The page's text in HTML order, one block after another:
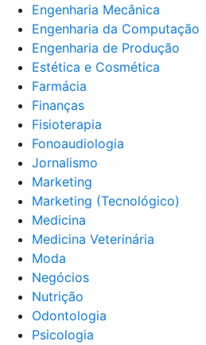
Engenharia Mecânica
Engenharia da Computação
Engenharia de Produção
Estética e Cosmética
Farmácia
Finanças
Fisioterapia
Fonoaudiologia
Jornalismo
Marketing
Marketing (Tecnológico)
Medicina
Medicina Veterinária
Moda
Negócios
Nutrição
Odontologia
Psicologia